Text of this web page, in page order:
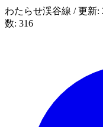
わたらせ渓谷線 / 更新:
数: 316